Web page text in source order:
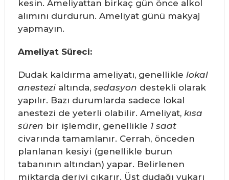
kesin. Ameliyattan birkaç gün önce alkol
alımını durdurun. Ameliyat günü makyaj
yapmayın.
Ameliyat Süreci:
Dudak kaldırma ameliyatı, genellikle lokal
anestezialtında, sedasyon destekli olarak
yapılır. Bazı durumlarda sadece lokal
anestezi de yeterli olabilir. Ameliyat, kısa
süren bir işlemdir, genellikle 1 saat
civarında tamamlanır. Cerrah, önceden
planlanan kesiyi (genellikle burun
tabanının altından) yapar. Belirlenen
miktarda deriyi çıkarır. Üst dudağı yukarı